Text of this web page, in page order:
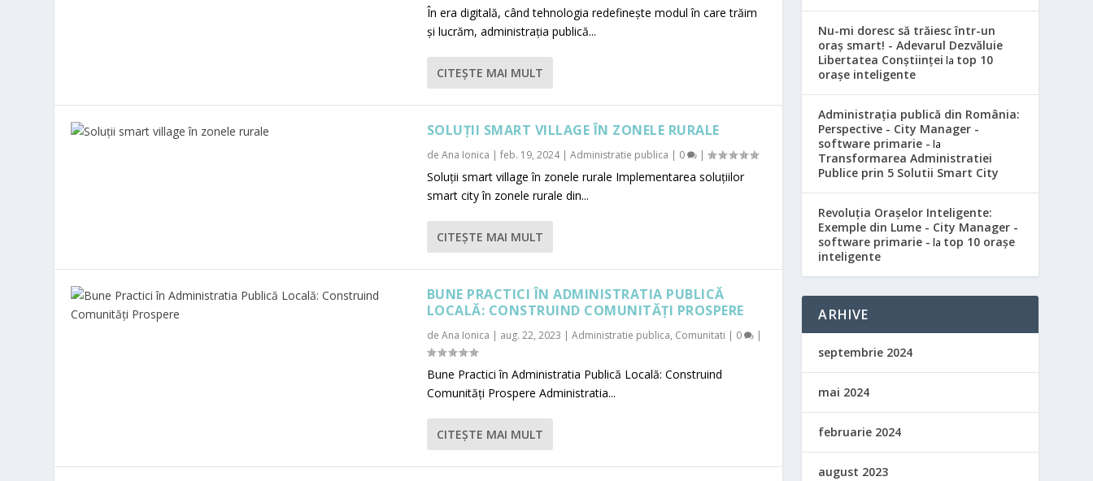
În era digitală, când tehnologia redefinește modul în care trăim
și lucrăm, administrația publică...
CITEŞTE MAI MULT
SOLUȚII SMART VILLAGE ÎN ZONELE RURALE
de Ana Ionica | feb. 19, 2024| Administratie publica | 0 |
Soluții smart village în zonele rurale Implementarea soluțiilor
smart city în zonele rurale din...
CITEŞTE MAI MULT
BUNE PRACTICI ÎN ADMINISTRATIA PUBLICĂ
LOCALĂ: CONSTRUIND COMUNITĂȚI PROSPERE
de Ana Ionica | aug. 22, 2023 | Administratie publica, Comunitati | 0 |
Bune Practici în Administratia Publică Locală: Construind
Comunități Prospere Administratia...
CITEŞTE MAI MULT
Nu-mi doresc să trăiesc într-un
oraș smart! - Adevarul Dezvăluie
Libertatea Conștiinței la top 10
orașe inteligente
Administrația publică din România:
Perspective - City Manager -
software primarie - la
Transformarea Administratiei
Publice prin 5 Solutii Smart City
Revoluția Orașelor Inteligente:
Exemple din Lume - City Manager -
software primarie - la top 10 orașe
inteligente
ARHIVE
septembrie 2024
mai 2024
februarie 2024
august 2023